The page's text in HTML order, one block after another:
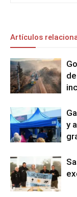
Artículos
y